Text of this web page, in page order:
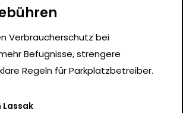
Verbraucherschutz bei
Befugnisse, strengere
Regeln für Parkplatzbetreiber.
Lassak